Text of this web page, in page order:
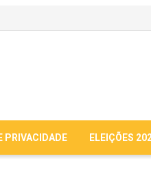
PRIVACIDADE ELEIÇÕES